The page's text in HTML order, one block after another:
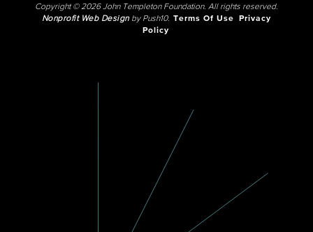
Copyright © 2026 John Templeton Foundation. All rights reserved.
Nonprofit Web Designby Push10. Terms Of Use
Privacy
Policy